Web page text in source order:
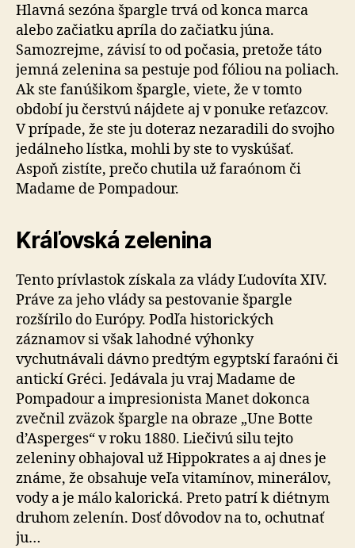
Hlavná sezóna špargle trvá od konca marca
alebo začiatku apríla do začiatku júna.
Samozrejme, závisí to od počasia, pretože táto
jemná zelenina sa pestuje pod fóliou na poliach.
Ak ste fanúšikom špargle, viete, že v tomto
období ju čerstvú nájdete aj v ponuke reťazcov.
V prípade, že ste ju doteraz nezaradili do svojho
jedálneho lístka, mohli by ste to vyskúšať.
Aspoň zistíte, prečo chutila už faraónom či
Madame de Pompadour.
Kráľovská zelenina
Tento prívlastok získala za vlády Ľudovíta XIV.
Práve za jeho vlády sa pestovanie špargle
rozšírilo do Európy. Podľa historických
záznamov si však lahodné výhonky
vychutnávali dávno predtým egyptskí faraóni či
antickí Gréci. Jedávala ju vraj Madame de
Pompadour a impresionista Manet dokonca
zvečnil zväzok špargle na obraze „Une Botte
d’Asperges“ v roku 1880. Liečivú silu tejto
zeleniny obhajoval už Hippokrates a aj dnes je
známe, že obsahuje veľa vitamínov, minerálov,
vody a je málo kalorická. Preto patrí k diétnym
druhom zelenín. Dosť dôvodov na to, ochutnať
ju…